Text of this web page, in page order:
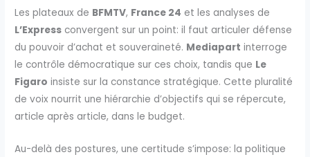
Les plateaux de BFMTV, France 24 et les analyses de
L’Express convergent sur un point: il faut articuler défense
du pouvoir d’achat et souveraineté. Mediapart interroge
le contrôle démocratique sur ces choix, tandis que Le
Figaro insiste sur la constance stratégique. Cette pluralité
de voix nourrit une hiérarchie d’objectifs qui se répercute,
article après article, dans le budget.
Au-delà des postures, une certitude s’impose: la politique